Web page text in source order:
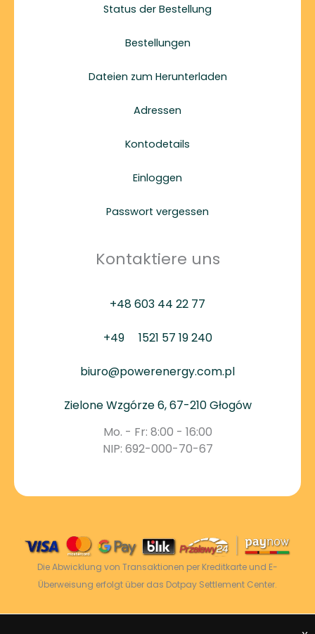
Status der Bestellung
Bestellungen
Dateien zum Herunterladen
Adressen
Kontodetails
Einloggen
Passwort vergessen
Kontaktiere uns
+48 603 44 22 77
+49 1521 57 19 240
biuro@powerenergy.com.pl
Zielone Wzgórze 6, 67-210 Głogów
Mo. - Fr: 8:00 - 16:00
NIP: 692-000-70-67
Die Abwicklung von Transaktionen per Kreditkarte und E-
Überweisung erfolgt über das Dotpay Settlement Center.